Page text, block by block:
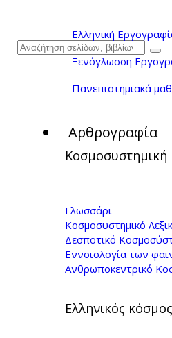
Ελληνική
Ξενόγλωσση
Πανεπιστημιακά
Αρθρογραφία
Κοσμοσυστημική
Γλωσσάρι
Κοσμοσυστημικό
Δεσποτικό
Εννοιολογία των
Ανθρωποκεντρικό
Ελληνικός κόσμος